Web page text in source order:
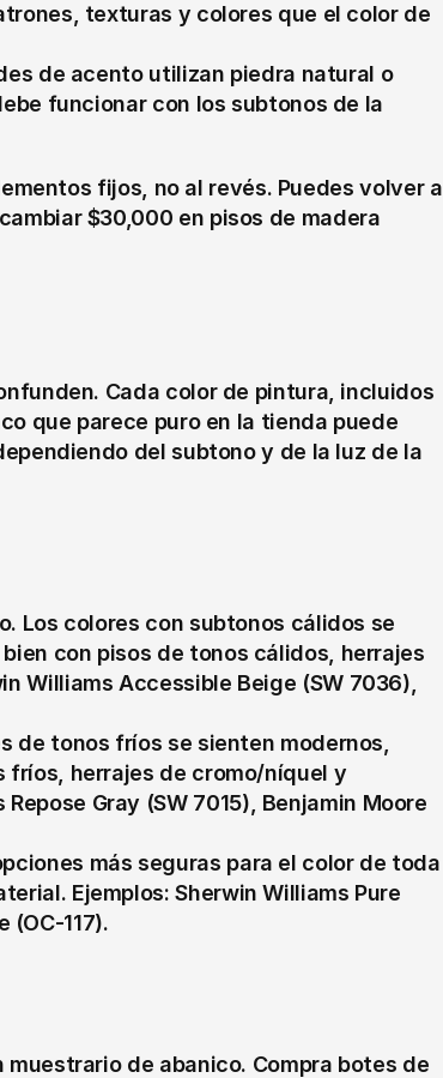
texturas y colores que el color de
de acento utilizan piedra natural o
funcionar con los subtonos de la
fijos, no al revés. Puedes volver a
$30,000 en pisos de madera
Cada color de pintura, incluidos
que parece puro en la tienda puede
del subtono y de la luz de la
Los colores con subtonos cálidos se
con pisos de tonos cálidos, herrajes
Williams Accessible Beige (SW 7036),
de tonos fríos se sienten modernos,
fríos, herrajes de cromo/níquel y
Gray (SW 7015), Benjamin Moore
más seguras para el color de toda
Ejemplos: Sherwin Williams Pure
(OC-117).
de abanico. Compra botes de